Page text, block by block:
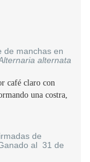
de manchas en
alternata
café claro con
una costra,
de
al 31 de